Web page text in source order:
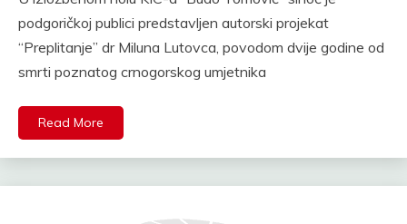
podgoričkoj publici predstavljen autorski projekat
“Preplitanje” dr Miluna Lutovca, povodom dvije godine od
smrti poznatog crnogorskog umjetnika
Read More